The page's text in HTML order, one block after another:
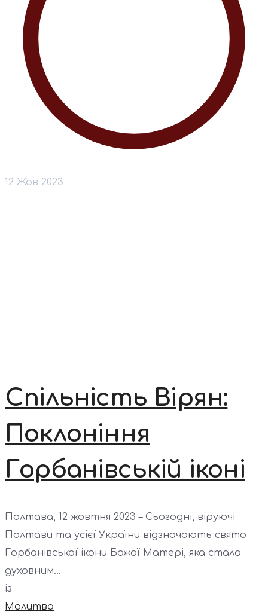
12 Жов 2023
Спільність Вірян:
Поклоніння
Горбанівській іконі
Полтава, 12 жовтня 2023 – Сьогодні, віруючі
Полтави та усієї України відзначають свято
Горбанівської ікони Божої Матері, яка стала
духовним...
із
Молитва